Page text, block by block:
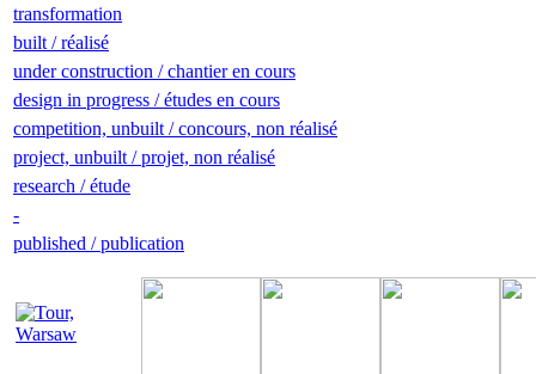
transformation
built / réalisé
under construction / chantier en cours
design in progress / études en cours
competition, unbuilt / concours, non réalisé
project, unbuilt / projet, non réalisé
research / étude
-
published / publication